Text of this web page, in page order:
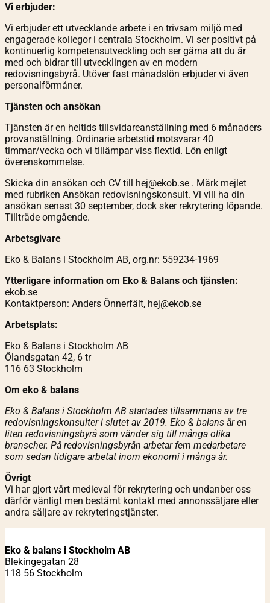
Vi erbjuder:
Vi erbjuder ett utvecklande arbete i en trivsam miljö med
engagerade kollegor i centrala Stockholm. Vi ser positivt på
kontinuerlig kompetensutveckling och ser gärna att du är
med och bidrar till utvecklingen av en modern
redovisningsbyrå. Utöver fast månadslön erbjuder vi även
personalförmåner.
Tjänsten och ansökan
Tjänsten är en heltids tillsvidareanställning med 6 månaders
provanställning. Ordinarie arbetstid motsvarar 40
timmar/vecka och vi tillämpar viss flextid. Lön enligt
överenskommelse.
Skicka din ansökan och CV till hej@ekob.se . Märk mejlet
med rubriken Ansökan redovisningskonsult. Vi vill ha din
ansökan senast 30 september, dock sker rekrytering löpande.
Tillträde omgående.
Arbetsgivare
Eko & Balans i Stockholm AB, org.nr: 559234-1969
Ytterligare information om Eko & Balans och tjänsten:
ekob.se
Kontaktperson: Anders Önnerfält, hej@ekob.se
Arbetsplats:
Eko & Balans i Stockholm AB
Ölandsgatan 42, 6 tr
116 63 Stockholm
Om eko & balans
Eko & Balans i Stockholm AB startades tillsammans av tre
redovisningskonsulter i slutet av 2019. Eko & balans är en
liten redovisningsbyrå som vänder sig till många olika
branscher. På redovisningsbyrån arbetar fem medarbetare
som sedan tidigare arbetat inom ekonomi i många år.
Övrigt
Vi har gjort vårt medieval för rekrytering och undanber oss
därför vänligt men bestämt kontakt med annonssäljare eller
andra säljare av rekryteringstjänster.
Eko & balans i Stockholm AB
Blekingegatan 28
118 56 Stockholm